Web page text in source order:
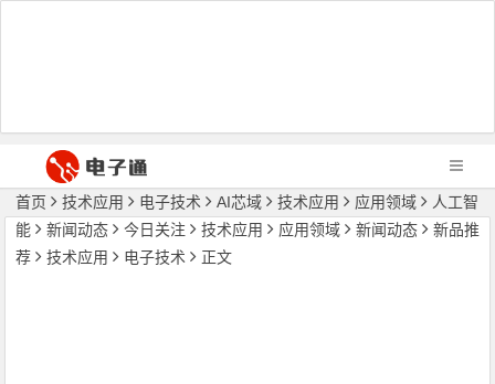
首页 技术应用 电子技术 AI芯域 技术应用 应用领域
人工智
能
新闻动态 今日关注 技术应用 应用领域 新闻动态
新品推
荐
技术应用 电子技术 正文